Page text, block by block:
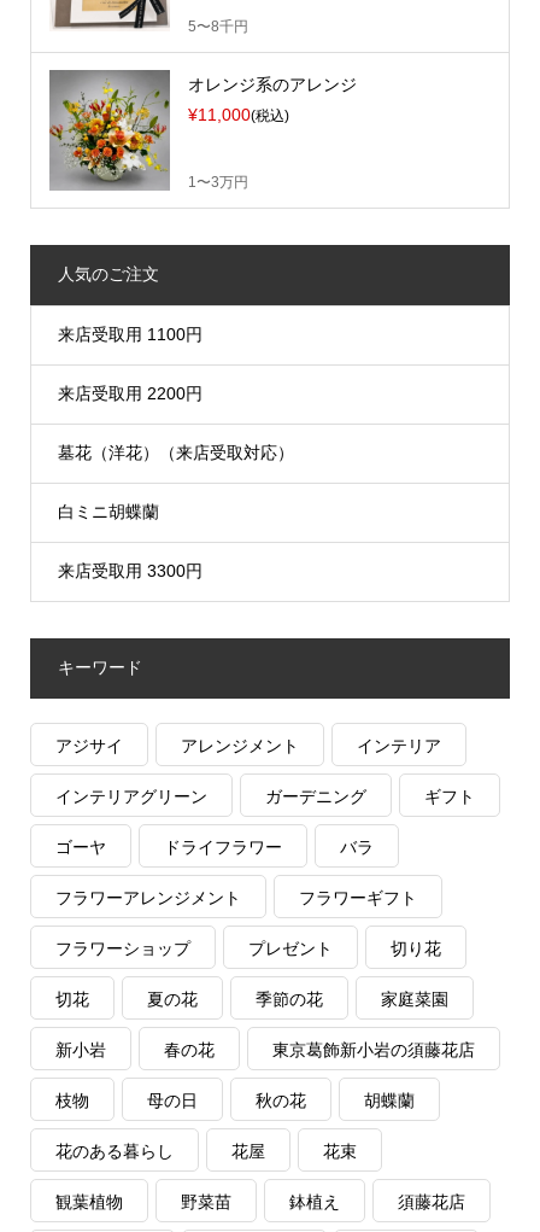
5〜8千円
オレンジ系のアレンジ
¥11,000(税込)
1〜3万円
人気のご注文
来店受取用 1100円
来店受取用 2200円
墓花（洋花）（来店受取対応）
白ミニ胡蝶蘭
来店受取用 3300円
キーワード
アジサイ アレンジメント インテリア
インテリアグリーン ガーデニング ギフト
ゴーヤ ドライフラワー バラ
フラワーアレンジメント フラワーギフト
フラワーショップ プレゼント 切り花
切花 夏の花 季節の花 家庭菜園
新小岩 春の花 東京葛飾新小岩の須藤花店
枝物 母の日 秋の花 胡蝶蘭
花のある暮らし 花屋 花束
観葉植物 野菜苗 鉢植え 須藤花店